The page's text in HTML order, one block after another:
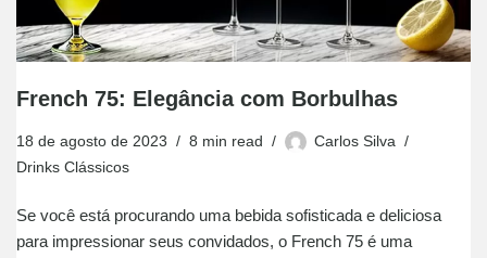
French 75: Elegância com Borbulhas
18 de agosto de 2023 8 min read
Carlos Silva
Drinks Clássicos
Se você está procurando uma bebida sofisticada e deliciosa
para impressionar seus convidados, o French 75 é uma